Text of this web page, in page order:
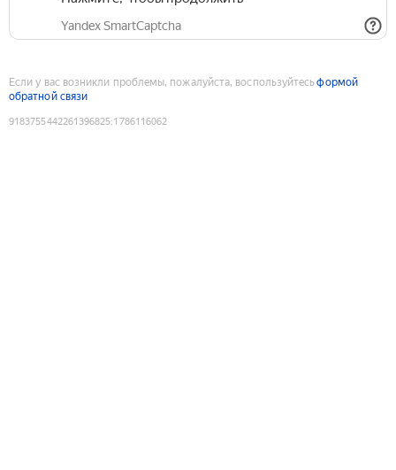
Yandex SmartCaptcha
Если у вас возникли проблемы, пожалуйста, воспользуйтесьформой
обратной связи
9183755442261396825:1786116062